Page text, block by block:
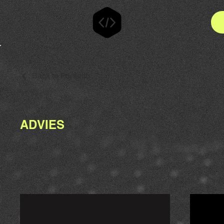
Back to Portfolio
ADVIES